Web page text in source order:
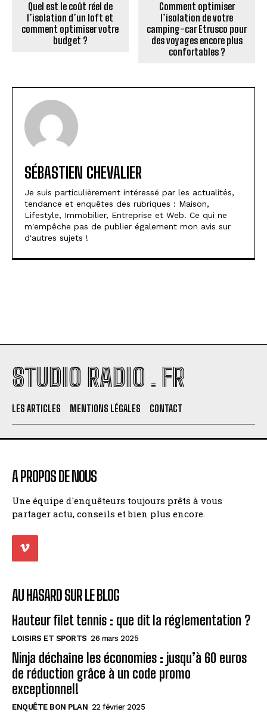
Quel est le coût réel de
l’isolation d’un loft et
comment optimiser votre
budget ?
Comment optimiser
l’isolation de votre
camping-car Etrusco pour
des voyages encore plus
confortables ?
SÉBASTIEN CHEVALIER
Je suis particulièrement intéressé par les actualités,
tendance et enquêtes des rubriques : Maison,
Lifestyle, Immobilier, Entreprise et Web. Ce qui ne
m'empêche pas de publier également mon avis sur
d'autres sujets !
STUDIO RADIO . FR
LES ARTICLES MENTIONS LÉGALES CONTACT
A PROPOS DE NOUS
Une équipe d'enquêteurs toujours prêts à vous
partager actu, conseils et bien plus encore.
AU HASARD SUR LE BLOG
Hauteur filet tennis : que dit la réglementation ?
LOISIRS ET SPORTS 26 mars 2025
Ninja déchaîne les économies : jusqu’à 60 euros
de réduction grâce à un code promo
exceptionnel!
ENQUÊTE BON PLAN 22 février 2025